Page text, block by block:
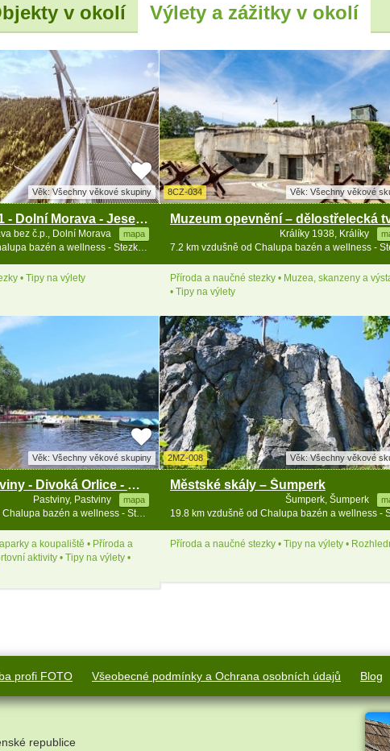
v okolí Výlety a zážitky v okolí
Věk: Všechny věkové skupiny
Sky Bridge 721 - Dolní Morava - Jeseníky
bez č.p., Dolní Morava mapa
2 km vzdušně od Chalupa bazén a wellness - Stezka v oblacích
• Tipy na výlety
8CZ-034 Věk: Všechny věkové
Králíky 1938, Králíky
Příroda a naučné stezky • Muzea, skanzeny a
• Tipy na výlety
Věk: Všechny věkové skupiny
Přehrada Pastviny - Divoká Orlice - Nekoř
Pastviny, Pastviny mapa
18.9 km vzdušně od Chalupa bazén a wellness - Stezka v oblacích
a koupaliště • Příroda a
aktivity • Tipy na výlety •
2MZ-008 Věk: Všechny věkové
Městské skály – Šumperk
Šumperk, Šumperk
Příroda a naučné stezky • Tipy na výlety •
profi FOTO Všeobecné podmínky a Ochrana osobních údajů Blog
republice